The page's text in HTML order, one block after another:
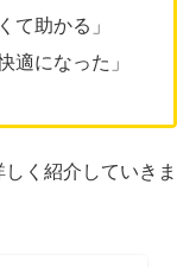
て助かる」
適になった」
く紹介していきま